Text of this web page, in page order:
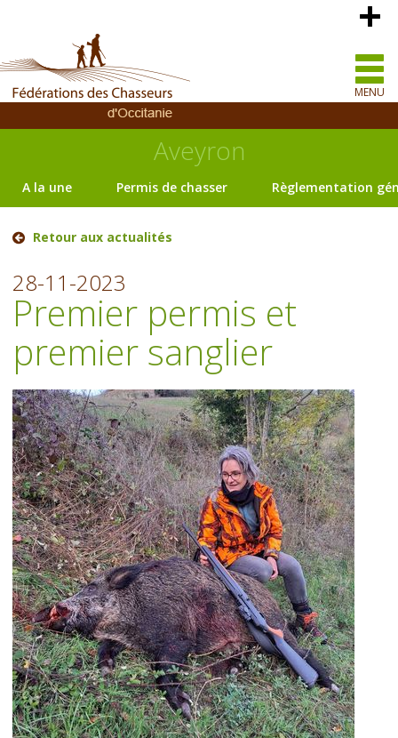
MENU
Aveyron
A la une Permis de chasser Règlementation
Retour aux actualités
28-11-2023
Premier permis et
premier sanglier